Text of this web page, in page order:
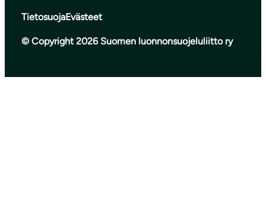
TietosuojaEvästeet
© Copyright 2026 Suomen luonnonsuojeluliitto ry